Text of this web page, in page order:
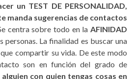
un TEST DE PERSONALIDAD,
manda sugerencias de contactos
centra sobre todo en la AFINIDAD
personas. La finalidad es buscar una
compartir su vida. De este modo
son en función del grado de
con quien tengas cosas en